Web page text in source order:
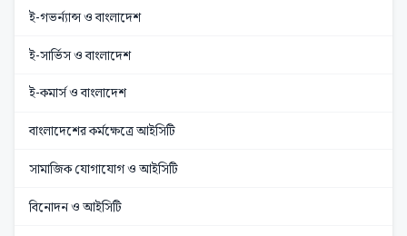
ই-গভর্ন্যান্স ও বাংলাদেশ
ই-সার্ভিস ও বাংলাদেশ
ই-কমার্স ও বাংলাদেশ
বাংলাদেশের কর্মক্ষেত্রে আইসিটি
সামাজিক যোগাযোগ ও আইসিটি
বিনোদন ও আইসিটি